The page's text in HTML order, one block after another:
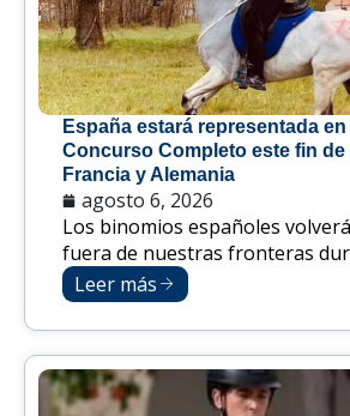
España estará representada
Concurso Completo este fin de
Francia y Alemania
agosto 6, 2026
Los binomios españoles
fuera de nuestras fronteras
Leer más